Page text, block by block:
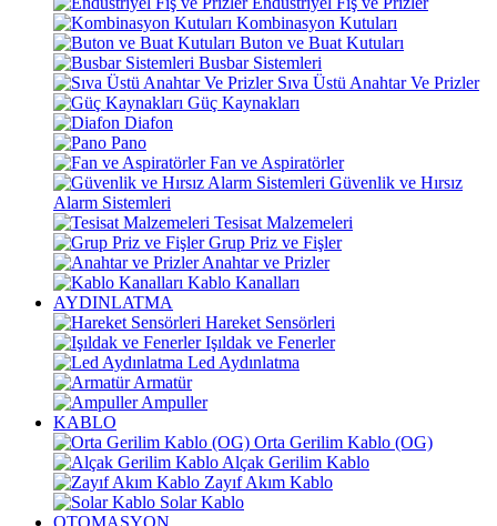
Kombinasyon Kutuları
Buton ve Buat Kutuları
Busbar Sistemleri
Sıva Üstü Anahtar Ve Prizler
Güç Kaynakları
Diafon
Pano
Fan ve Aspiratörler
Güvenlik ve Hırsız
Alarm Sistemleri
Tesisat Malzemeleri
Grup Priz ve Fişler
Anahtar ve Prizler
Kablo Kanalları
AYDINLATMA
Hareket Sensörleri
Işıldak ve Fenerler
Led Aydınlatma
Armatür
Ampuller
KABLO
Orta Gerilim Kablo (OG)
Alçak Gerilim Kablo
Zayıf Akım Kablo
Solar Kablo
OTOMASYON